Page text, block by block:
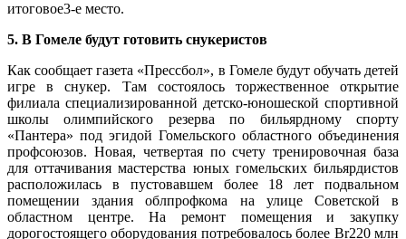
итоговое3-е место.
5. В Гомеле будут готовить снукеристов
Как сообщает газета «Прессбол», в Гомеле будут обучать детей
игре в снукер. Там состоялось торжественное открытие
филиала специализированной детско-юношеской спортивной
школы олимпийского резерва по бильярдному спорту
«Пантера» под эгидой Гомельского областного объединения
профсоюзов. Новая, четвертая по счету тренировочная база
для оттачивания мастерства юных гомельских бильярдистов
расположилась в пустовавшем более 18 лет подвальном
помещении здания облпрофкома на улице Советской в
областном центре. На ремонт помещения и закупку
дорогостоящего оборудования потребовалось более Br220 млн